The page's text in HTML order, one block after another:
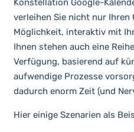
Konstellation Google-
verleihen Sie nicht nur Ihren
Möglichkeit, interaktiv mit
Ihnen stehen auch eine
Verfügung, basierend auf
aufwendige Prozesse
dadurch enorm Zeit (und
Hier einige Szenarien als